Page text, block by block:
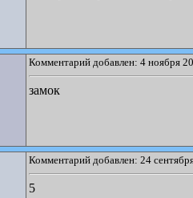
Комментарий добавлен: 4 ноября
замок
Комментарий добавлен: 24
5